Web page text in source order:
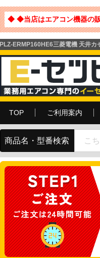
◆ ◆当店はエアコン機器の
PLZ-ERMP160HE6三菱電機 天井
TOP ご利用案内
商品名・型番検索